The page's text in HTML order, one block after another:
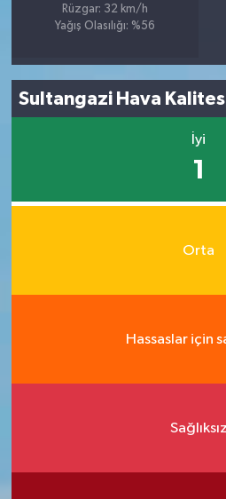
Rüzgar: 32 km/h
Yağış Olasılığı: %56
Sultangazi Hava
İyi
1
Orta
Hassaslar için
Sağlıksız